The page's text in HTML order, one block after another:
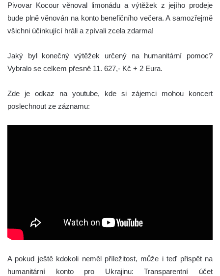
Pivovar Kocour věnoval limonádu a výtěžek z jejího prodeje
bude plně věnován na konto benefičního večera. A samozřejmě
všichni účinkující hráli a zpívali zcela zdarma!
Jaký byl konečný výtěžek určený na humanitární pomoc?
Vybralo se celkem přesně 11. 627,- Kč + 2 Eura.
Zde je odkaz na youtube, kde si zájemci mohou koncert
poslechnout ze záznamu:
A pokud ještě kdokoli neměl příležitost, může i teď přispět na
humanitární konto pro Ukrajinu: Transparentní účet